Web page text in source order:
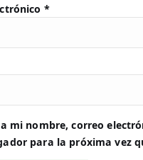
*
mi nombre, correo
para la próxima vez